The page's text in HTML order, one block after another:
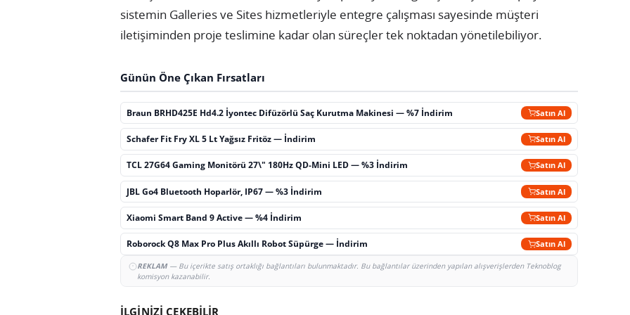
sistemin Galleries ve Sites hizmetleriyle entegre çalışması sayesinde müşteri
iletişiminden proje teslimine kadar olan süreçler tek noktadan yönetilebiliyor.
Günün Öne Çıkan Fırsatları
Braun BRHD425E Hd4.2 İyontec Difüzörlü Saç Kurutma Makinesi — %7 İndirim Satın Al
Schafer Fit Fry XL 5 Lt Yağsız Fritöz — İndirim Satın Al
TCL 27G64 Gaming Monitörü 27\" 180Hz QD-Mini LED — %3 İndirim Satın Al
JBL Go4 Bluetooth Hoparlör, IP67 — %3 İndirim Satın Al
Xiaomi Smart Band 9 Active — %4 İndirim Satın Al
Roborock Q8 Max Pro Plus Akıllı Robot Süpürge — İndirim Satın Al
REKLAM— Bu içerikte satış ortaklığı bağlantıları bulunmaktadır. Bu bağlantılar üzerinden yapılan alışverişlerden Teknoblog
komisyon kazanabilir.
İLGİNİZİ ÇEKEBİLİR